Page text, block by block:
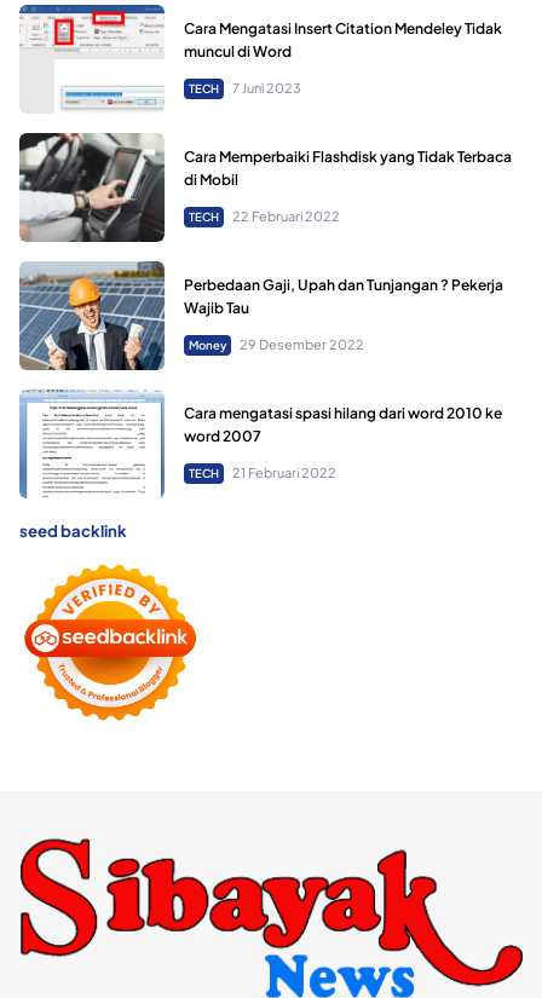
Cara Mengatasi Insert Citation Mendeley Tidak
muncul di Word
TECH 7 Juni 2023
Cara Memperbaiki Flashdisk yang Tidak Terbaca
di Mobil
TECH 22 Februari 2022
Perbedaan Gaji, Upah dan Tunjangan ? Pekerja
Wajib Tau
Money 29 Desember 2022
Cara mengatasi spasi hilang dari word 2010 ke
word 2007
TECH 21 Februari 2022
seed backlink